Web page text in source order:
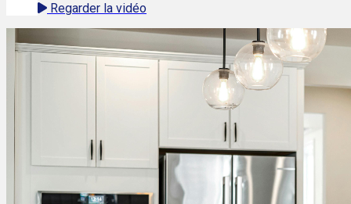
Regarder la vidéo